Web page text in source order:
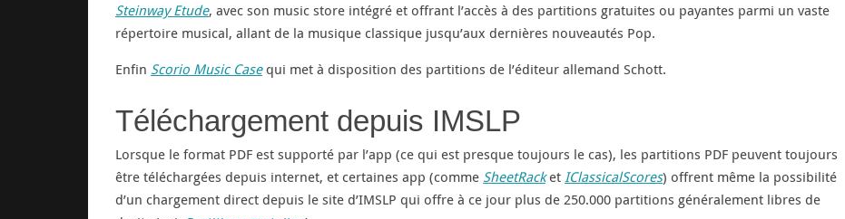
Steinway Etude, avec son music store intégré et offrant l’accès à des partitions gratuites ou payantes parmi un vaste
répertoire musical, allant de la musique classique jusqu’aux dernières nouveautés Pop.
Enfin Scorio Music Casequi met à disposition des partitions de l’éditeur allemand Schott.
Téléchargement depuis IMSLP
Lorsque le format PDF est supporté par l’app (ce qui est presque toujours le cas), les partitions PDF peuvent toujours
être téléchargées depuis internet, et certaines app (comme SheetRacket IClassicalScores) offrent même la possibilité
d’un chargement direct depuis le site d’IMSLP qui offre à ce jour plus de 250.000 partitions généralement libres de